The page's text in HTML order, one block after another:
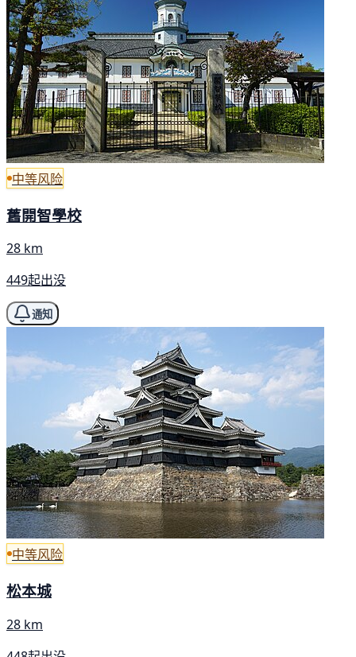
中等风险
舊開智學校
28 km
449起出没
通知
中等风险
松本城
28 km